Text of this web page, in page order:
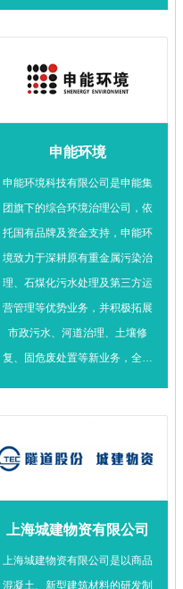
苏州大市范围内进一步开展污水
申能环境
申能环境科技有限公司是申能集
团旗下的综合环境治理公司，依
托国有品牌及资金支持，申能环
境致力于深耕原有重金属污染治
理、石煤化污水处理及第三方运
营管理等优势业务，并积极拓展
市政污水、河道治理、土壤修
复、固危废处置等新业务，全力
在CCUS、无废城市、水环境治
上海城建物资有限公司
上海城建物资有限公司是以商品
混凝土、新型建筑材料的研发制